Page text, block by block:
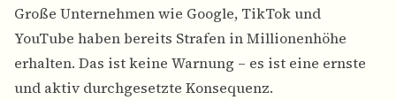
Große Unternehmen wie Google, TikTok und
YouTube haben bereits Strafen in Millionenhöhe
erhalten. Das ist keine Warnung – es ist eine ernste
und aktiv durchgesetzte Konsequenz.